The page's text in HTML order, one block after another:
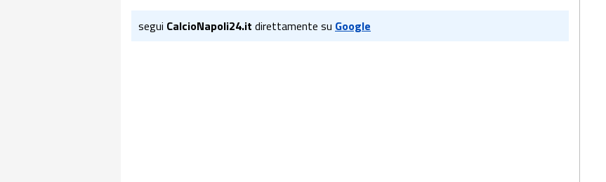
segui CalcioNapoli24.it direttamente su Google